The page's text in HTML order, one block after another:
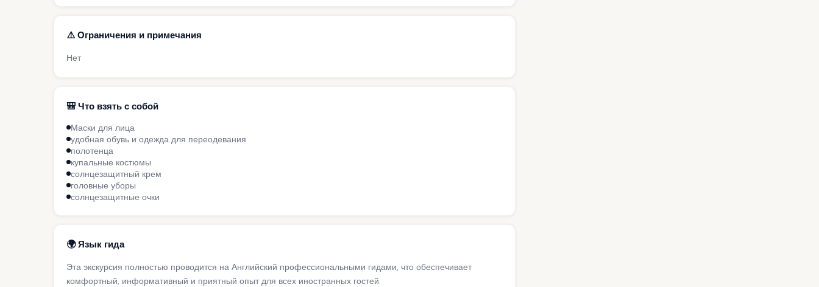
⚠️ Ограничения и примечания
Нет
🎒 Что взять с собой
Маски для лица
удобная обувь и одежда для переодевания
полотенца
купальные костюмы
солнцезащитный крем
головные уборы
солнцезащитные очки
🌍 Язык гида
Эта экскурсия полностью проводится на Английский профессиональными гидами, что обеспечивает
комфортный, информативный и приятный опыт для всех иностранных гостей.